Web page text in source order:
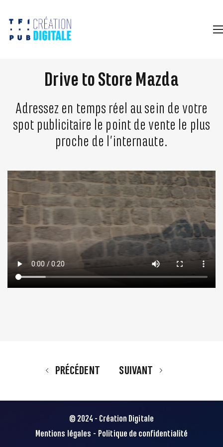
Drive to Store Mazda
Adressez en temps réel au sein de votre
spot publicitaire le point de vente le plus
proche de l’internaute.
PRÉCÉDENT SUIVANT
© 2024 - Création Digitale
Mentions légales - Politique de confidentialité